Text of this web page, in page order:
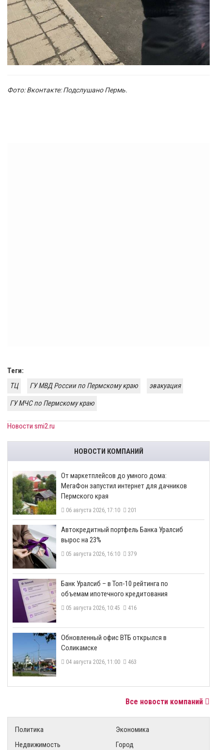
Фото: Вконтакте: Подслушано Пермь.
Теги:
ТЦ
ГУ МВД России по Пермскому краю
эвакуация
ГУ МЧС по Пермскому краю
Новости smi2.ru
НОВОСТИ КОМПАНИЙ
От маркетплейсов до умного дома:
МегаФон запустил интернет для дачников
Пермского края
06 августа 2026, 17:10 201
​Автокредитный портфель Банка Уралсиб
вырос на 23%
05 августа 2026, 16:10 379
​Банк Уралсиб – в Топ-10 рейтинга по
объемам ипотечного кредитования
05 августа 2026, 10:45 416
​Обновленный офис ВТБ открылся в
Соликамске
04 августа 2026, 11:00 463
Все новости компаний
Политика
Экономика
Недвижимость
Город